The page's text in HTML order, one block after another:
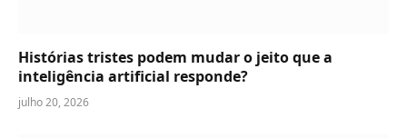
Histórias tristes podem mudar o jeito que a
inteligência artificial responde?
julho 20, 2026